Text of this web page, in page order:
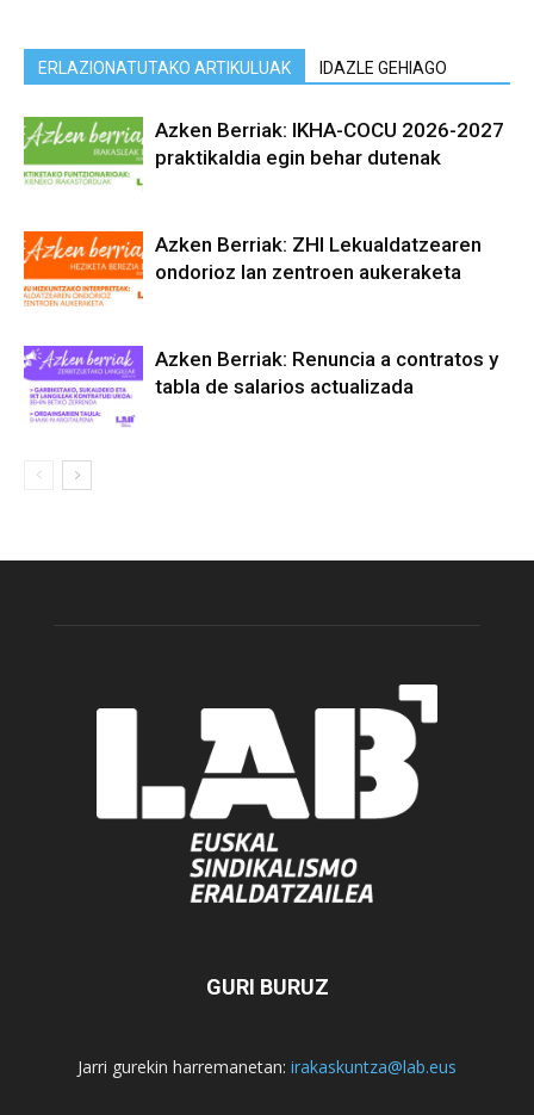
ERLAZIONATUTAKO ARTIKULUAK IDAZLE GEHIAGO
Azken Berriak: IKHA-COCU 2026-2027
praktikaldia egin behar dutenak
Azken Berriak: ZHI Lekualdatzearen
ondorioz lan zentroen aukeraketa
Azken Berriak: Renuncia a contratos y
tabla de salarios actualizada
GURI BURUZ
Jarri gurekin harremanetan: irakaskuntza@lab.eus